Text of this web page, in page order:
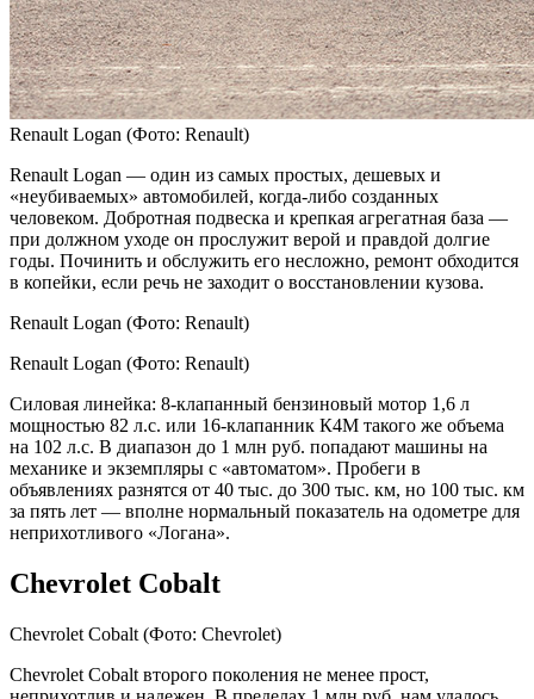
Renault Logan (Фото: Renault)
Renault Logan — один из самых простых, дешевых и
«неубиваемых» автомобилей, когда-либо созданных
человеком. Добротная подвеска и крепкая агрегатная база —
при должном уходе он прослужит верой и правдой долгие
годы. Починить и обслужить его несложно, ремонт обходится
в копейки, если речь не заходит о восстановлении кузова.
Renault Logan (Фото: Renault)
Renault Logan (Фото: Renault)
Силовая линейка: 8-клапанный бензиновый мотор 1,6 л
мощностью 82 л.с. или 16-клапанник К4М такого же объема
на 102 л.с. В диапазон до 1 млн руб. попадают машины на
механике и экземпляры с «автоматом». Пробеги в
объявлениях разнятся от 40 тыс. до 300 тыс. км, но 100 тыс. км
за пять лет — вполне нормальный показатель на одометре для
неприхотливого «Логана».
Chevrolet Cobalt
Chevrolet Cobalt (Фото: Chevrolet)
Chevrolet Cobalt второго поколения не менее прост,